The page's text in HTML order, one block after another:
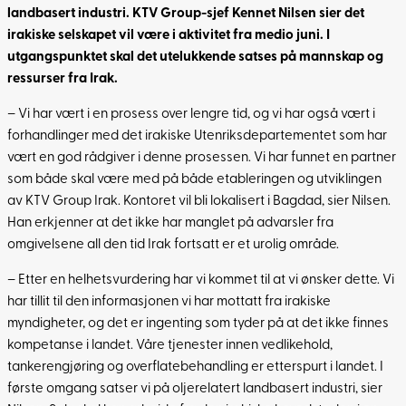
landbasert industri. KTV Group-sjef Kennet Nilsen sier det
irakiske selskapet vil være i aktivitet fra medio juni. I
utgangspunktet skal det utelukkende satses på mannskap og
ressurser fra Irak.
– Vi har vært i en prosess over lengre tid, og vi har også vært i
forhandlinger med det irakiske Utenriksdepartementet som har
vært en god rådgiver i denne prosessen. Vi har funnet en partner
som både skal være med på både etableringen og utviklingen
av KTV Group Irak. Kontoret vil bli lokalisert i Bagdad, sier Nilsen.
Han erkjenner at det ikke har manglet på advarsler fra
omgivelsene all den tid Irak fortsatt er et urolig område.
– Etter en helhetsvurdering har vi kommet til at vi ønsker dette. Vi
har tillit til den informasjonen vi har mottatt fra irakiske
myndigheter, og det er ingenting som tyder på at det ikke finnes
kompetanse i landet. Våre tjenester innen vedlikehold,
tankerengjøring og overflatebehandling er etterspurt i landet. I
første omgang satser vi på oljerelatert landbasert industri, sier